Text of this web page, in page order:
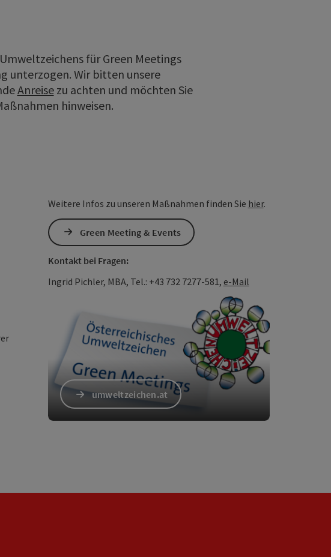
für Green Meetings
unterzogen. Wir bitten unsere
Anreisezu achten und möchten Sie
hinweisen.
Weitere Infos zu unseren Maßnahmen finden Sie hier.
Green Meeting & Events
Kontakt bei Fragen:
Ingrid Pichler, MBA, Tel.: +43 732 7277-581, e-Mail
umweltzeichen.at